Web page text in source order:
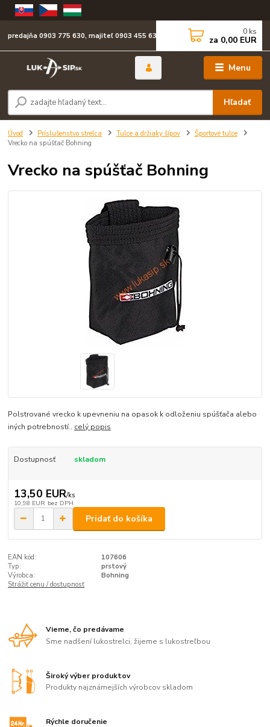
Menu
Hľadať
predajňa 0903 775 630, majiteľ 0903 455 630 0 ks
za 0,00 EUR
Úvod Príslušenstvo strelca Tulce a držiaky šípov
Športové tulce
Vrecko na spúšťač Bohning
Vrecko na spúšťač Bohning
Polstrované vrecko k upevneniu na opasok k odloženiu spúšťača alebo
iných potrebností.. celý popis
Dostupnosť skladom
13,50 EUR/ks
10,98 EUR bez DPH
Pridať do košíka
EAN kód:
107606
Typ:
prstový
Výrobca:
Bohning
Strážiť cenu / dostupnosť
Vieme, čo predávame
Sme nadšení lukostrelci, žijeme s lukostreľbou
Široký výber produktov
Produkty najznámejších výrobcov skladom
Rýchle doručenie